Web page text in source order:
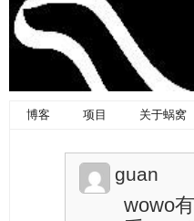
博客 项目 关于蜗窝
guan
wowo